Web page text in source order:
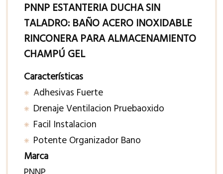
PNNP ESTANTERIA DUCHA SIN
TALADRO: BAÑO ACERO INOXIDABLE
RINCONERA PARA ALMACENAMIENTO
CHAMPÚ GEL
Características
Adhesivas Fuerte
Drenaje Ventilacion Pruebaoxido
Facil Instalacion
Potente Organizador Bano
Marca